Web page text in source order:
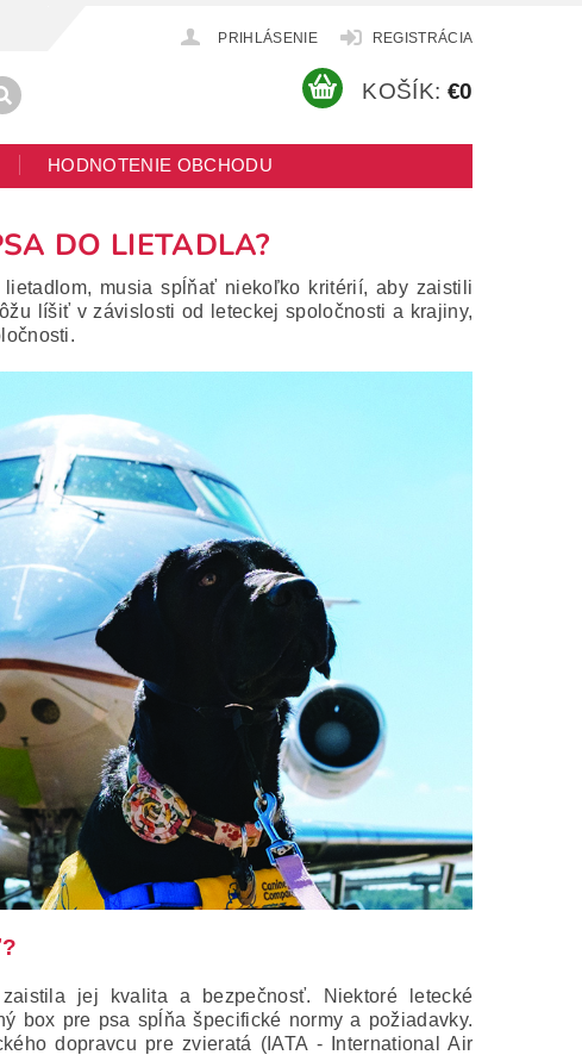
PRIHLÁSENIE REGISTRÁCIA
KOŠÍK: €0
HODNOTENIE OBCHODU
DO LIETADLA?
musia spĺňať niekoľko kritérií, aby zaistili
líšiť v závislosti od leteckej spoločnosti a krajiny,
jej kvalita a bezpečnosť.
Niektoré letecké
box pre psa spĺňa špecifické normy a požiadavky.
dopravcu pre zvieratá (IATA - International Air